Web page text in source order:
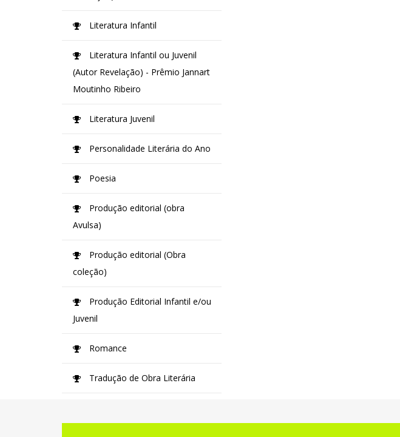
Literatura Infantil
Literatura Infantil ou Juvenil
(Autor Revelação) - Prêmio Jannart
Moutinho Ribeiro
Literatura Juvenil
Personalidade Literária do Ano
Poesia
Produção editorial (obra
Avulsa)
Produção editorial (Obra
coleção)
Produção Editorial Infantil e/ou
Juvenil
Romance
Tradução de Obra Literária